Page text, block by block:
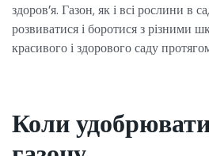
здоров’я. Газон, як і всі рослини
розвиватися і боротися з різними
красивого і здорового саду
Коли